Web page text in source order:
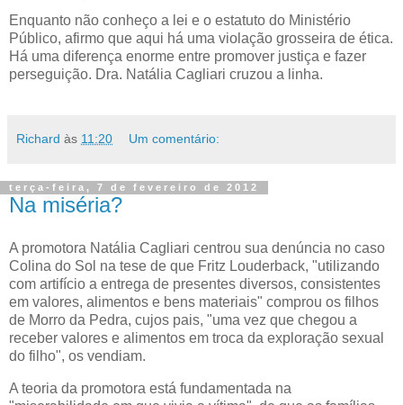
Enquanto não conheço a lei e o estatuto do Ministério
Público, afirmo que aqui há uma violação grosseira de ética.
Há uma diferença enorme entre promover justiça e fazer
perseguição. Dra. Natália Cagliari cruzou a linha.
Richard às 11:20 Um comentário:
terça-feira, 7 de fevereiro de 2012
Na miséria?
A promotora Natália Cagliari centrou sua denúncia no caso
Colina do Sol na tese de que Fritz Louderback, "utilizando
com artifício a entrega de presentes diversos, consistentes
em valores, alimentos e bens materiais" comprou os filhos
de Morro da Pedra, cujos pais, "uma vez que chegou a
receber valores e alimentos em troca da exploração sexual
do filho", os vendiam.
A teoria da promotora está fundamentada na